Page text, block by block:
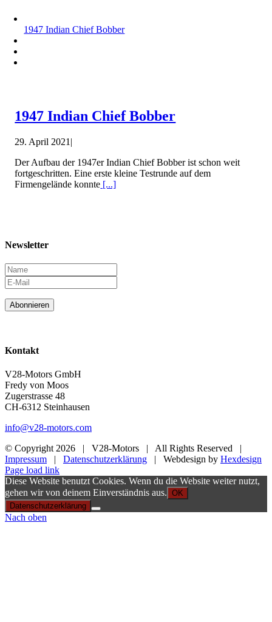
1947 Indian Chief Bobber
1947 Indian Chief Bobber
29. April 2021 |
Der Aufbau der 1947er Indian Chief Bobber ist schon weit
fortgeschritten. Eine erste kleine Testrunde auf dem
Firmengelände konnte [...]
Newsletter
Abonnieren
Kontakt
V28-Motors GmbH
Fredy von Moos
Zugerstrasse 48
CH-6312 Steinhausen
info@v28-motors.com
© Copyright 2026 | V28-Motors | All Rights Reserved |
Impressum | Datenschutzerklärung | Webdesign by Hexdesign
Page load link
Diese Website benutzt Cookies. Wenn du die Website weiter nutzt,
gehen wir von deinem Einverständnis aus. OK
Datenschutzerklärung
Nach oben